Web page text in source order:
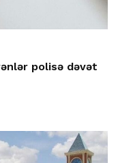
polisə dəvət